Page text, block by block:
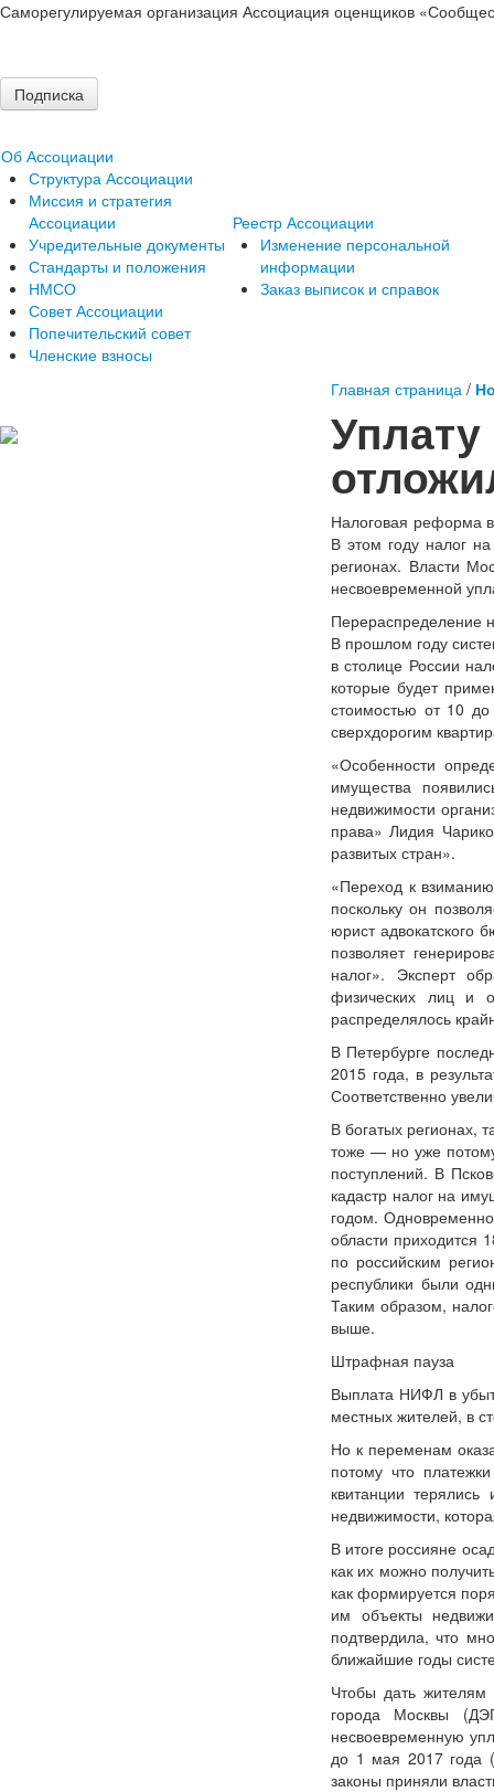
Саморегулируемая организация Ассоциация оценщиков
Подписка
Об Ассоциации
Структура Ассоциации
Миссия и стратегия
Ассоциации
Учредительные документы
Стандарты и положения
НМСО
Совет Ассоциации
Попечительский совет
Членские взносы
Реестр Ассоциации
Изменение персональной
информации
Заказ выписок и справок
Главная страница /
Налоговая реформа
В этом году налог
регионах. Власти
несвоевременной
Перераспределение
В прошлом году
в столице России
которые будет
стоимостью от 10
сверхдорогим
«Особенности
имущества
недвижимости
права» Лидия
развитых стран».
«Переход к
поскольку он
юрист адвокатского
позволяет
налог». Эксперт
физических лиц и
распределялось
В Петербурге
2015 года, в
Соответственно
В богатых регионах,
тоже — но уже
поступлений. В
кадастр налог на
годом.
области приходится
по российским
республики были
Таким образом,
выше.
Штрафная пауза
Выплата НИФЛ в
местных жителей, в
Но к переменам
потому что
квитанции
недвижимости,
В итоге россияне
как их можно
как формируется
им объекты
подтвердила, что
ближайшие годы
Чтобы дать жителям
города Москвы
несвоевременную
до 1 мая 2017 года
законы приняли